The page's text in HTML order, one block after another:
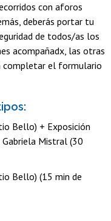
con aforos
deberás portar tu
de todos/as los
acompañadx, las otras
completar el formulario
Bello) + Exposición
Gabriela Mistral (30
Bello) (15 min de